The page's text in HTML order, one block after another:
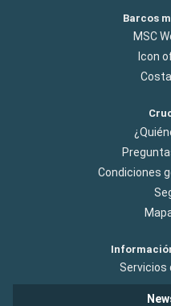
Barcos
MSC
Icon
Condiciones
Servicios